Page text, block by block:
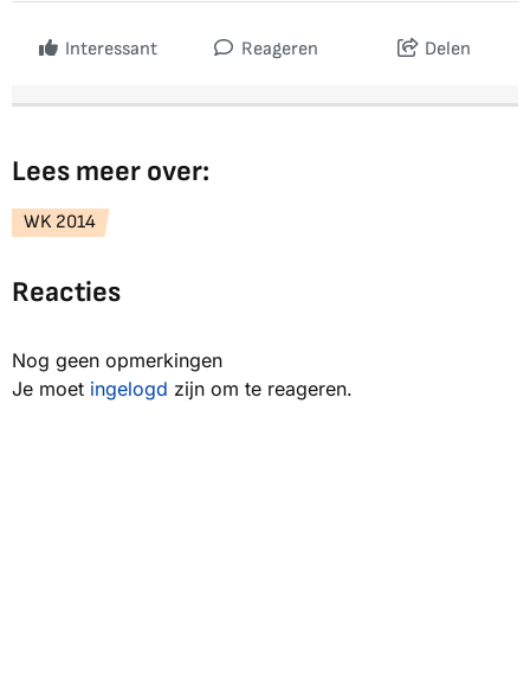
Interessant Reageren Delen
Lees meer over:
WK 2014
Reacties
Nog geen opmerkingen
Je moet ingelogd zijn om te reageren.